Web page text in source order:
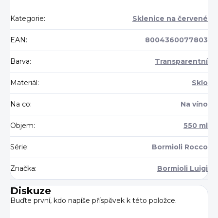
Kategorie: Sklenice na červené
EAN: 8004360077803
Barva: Transparentní
Materiál: Sklo
Na co: Na víno
Objem: 550 ml
Série: Bormioli Rocco
Značka: Bormioli Luigi
Diskuze
Buďte první, kdo napíše příspěvek k této položce.